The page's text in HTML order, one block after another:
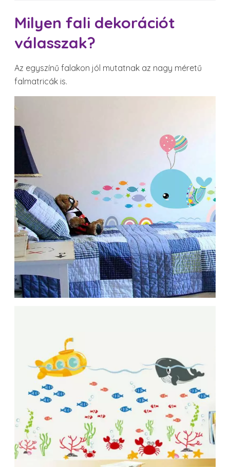
Milyen fali dekorációt
válasszak?
Az egyszínű falakon jól mutatnak az nagy méretű
falmatricák is.